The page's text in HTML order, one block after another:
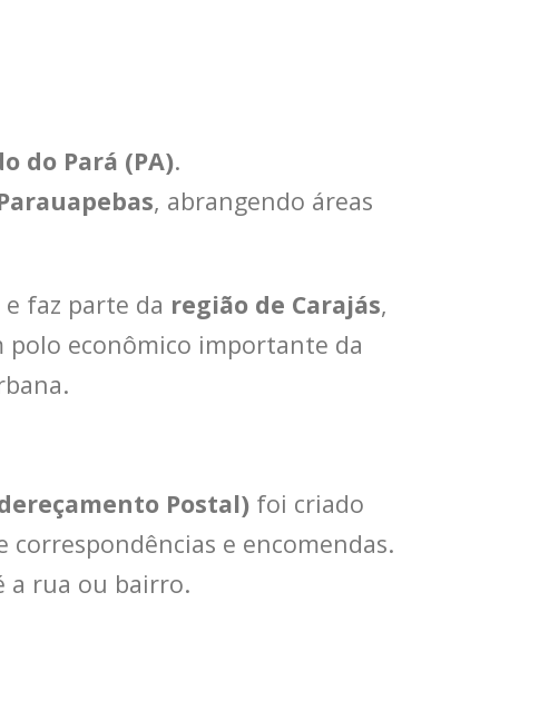
do Pará (PA).
, abrangendo áreas
faz parte da região de Carajás,
econômico importante da
Postal) foi criado
e encomendas.
a rua ou bairro.